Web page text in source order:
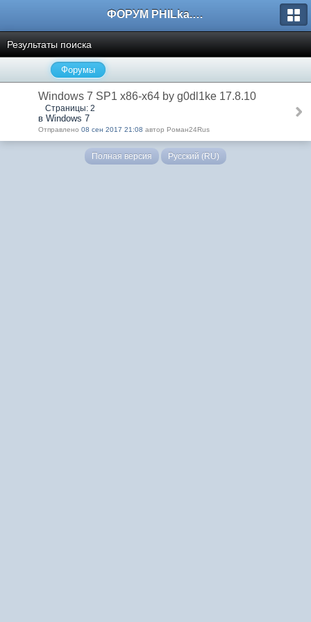
ФОРУМ PHILka.RU
Результаты поиска
Форумы
Windows 7 SP1 x86-x64 by g0dl1ke 17.8.10
Страницы: 2
в Windows 7
Отправлено 08 сен 2017 21:08 автор Роман24Rus
Полная версия Русский (RU)